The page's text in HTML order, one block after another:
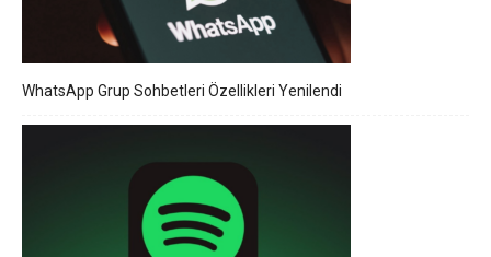
WhatsApp Grup Sohbetleri Özellikleri Yenilendi